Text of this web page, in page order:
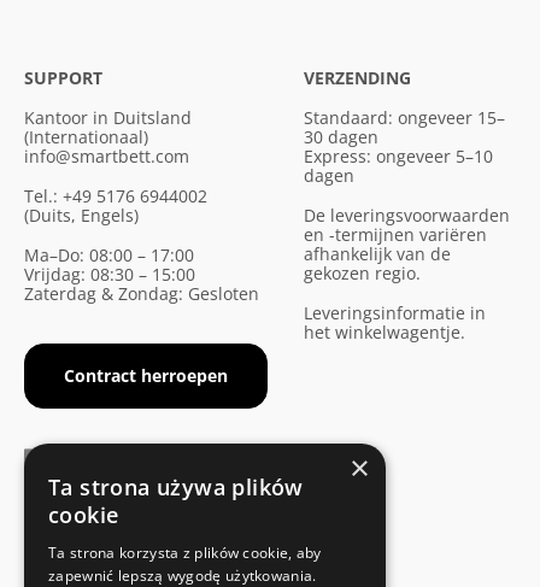
SUPPORT
Kantoor in Duitsland
(Internationaal)
info@smartbett.com
Tel.: +49 5176 6944002
(Duits, Engels)
Ma–Do: 08:00 – 17:00
Vrijdag: 08:30 – 15:00
Zaterdag & Zondag: Gesloten
Contract herroepen
VERZENDING
Standaard: ongeveer 15–
30 dagen
Express: ongeveer 5–10
dagen
De leveringsvoorwaarden
en -termijnen variëren
afhankelijk van de
gekozen regio.
Leveringsinformatie in
het winkelwagentje.
Voldoet aan de veiligheidsnormen
×
Ta strona używa plików
cookie
Ta strona korzysta z plików cookie, aby
zapewnić lepszą wygodę użytkowania.